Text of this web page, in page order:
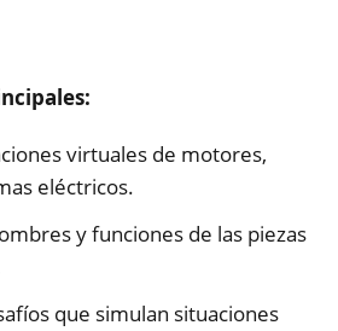
virtuales de motores,
eléctricos.
y funciones de las piezas
que simulan situaciones